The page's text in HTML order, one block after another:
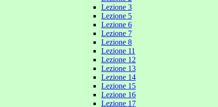
Lezione 3
Lezione 5
Lezione 6
Lezione 7
Lezione 8
Lezione 11
Lezione 12
Lezione 13
Lezione 14
Lezione 15
Lezione 16
Lezione 17